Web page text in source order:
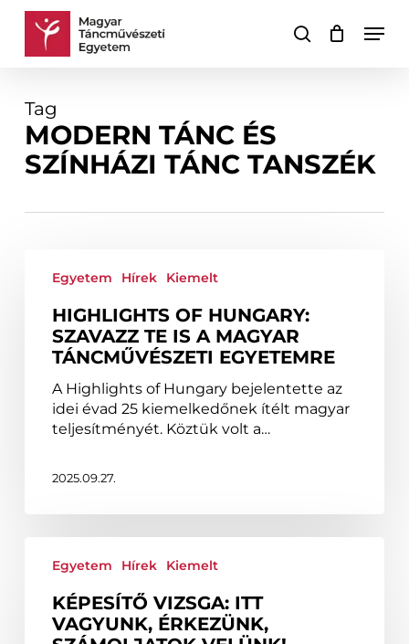
Skip
keresés
Kosár Kosár
Tag
MODERN TÁNC ÉS
SZÍNHÁZI TÁNC TANSZÉK
Szavazz
Magyar
Táncművészeti
Egyetemre
Egyetem Hírek Kiemelt
HIGHLIGHTS OF HUNGARY:
SZAVAZZ TE IS A MAGYAR
TÁNCMŰVÉSZETI EGYETEMRE
A Highlights of Hungary bejelentette az
idei évad 25 kiemelkedőnek ítélt magyar
teljesítményét. Köztük volt a…
2025.09.27.
vizsga:
vagyunk,
érkezünk,
Egyetem Hírek Kiemelt
KÉPESÍTŐ VIZSGA: ITT
VAGYUNK, ÉRKEZÜNK,